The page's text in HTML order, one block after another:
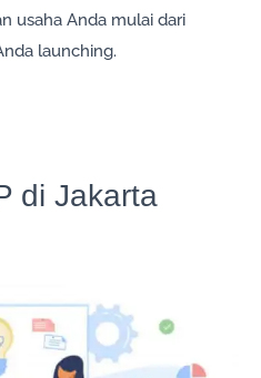
usaha Anda mulai dari
launching.
di Jakarta